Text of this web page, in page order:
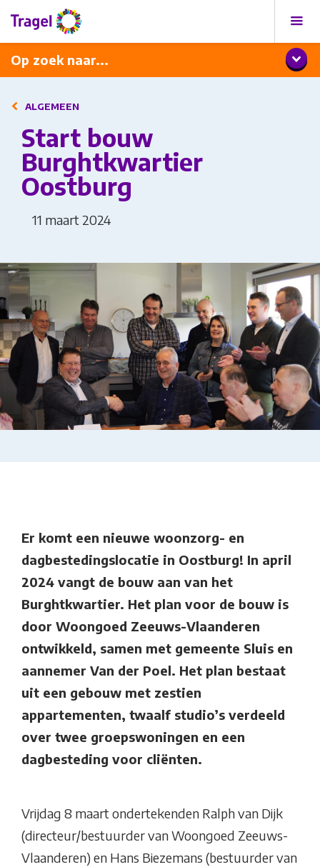
Op zoek naar...
Programma
Diner met wijnarrangement
ALGEMEEN
Start bouw
Burghtkwartier
Oostburg
11 maart 2024
Er komt een nieuwe woonzorg- en
dagbestedingslocatie in Oostburg! In april
2024 vangt de bouw aan van het
Burghtkwartier. Het plan voor de bouw is
door Woongoed Zeeuws-Vlaanderen
ontwikkeld, samen met gemeente Sluis en
aannemer Van der Poel. Het plan bestaat
uit een gebouw met zestien
appartementen, twaalf studio’s verdeeld
over twee groepswoningen en een
dagbesteding voor cliënten.
Vrijdag 8 maart ondertekenden Ralph van Dijk
(directeur/bestuurder van Woongoed Zeeuws-
Vlaanderen) en Hans Biezemans (bestuurder van